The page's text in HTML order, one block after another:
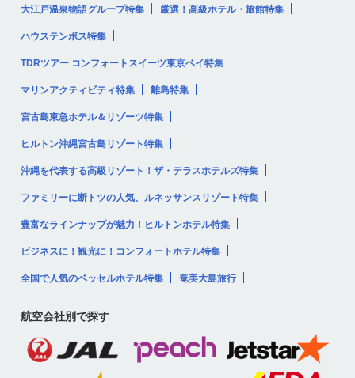
大江戸温泉物語グループ特集 厳選！高級ホテル・旅館特集
ハウステンボス特集
TDRツアー コンフォートスイーツ東京ベイ特集
マリンアクティビティ特集 離島特集
宮古島東急ホテル＆リゾーツ特集
ヒルトン沖縄宮古島リゾート特集
沖縄を代表する高級リゾート！ザ・テラスホテルズ特集
ファミリーに断トツの人気、ルネッサンスリゾート特集
豊富なラインナップが魅力！ヒルトンホテル特集
ビジネスに！観光に！コンフォートホテル特集
全国で人気のベッセルホテル特集 奄美大島旅行
航空会社別で探す